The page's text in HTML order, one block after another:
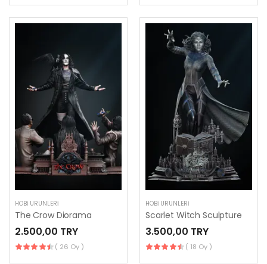
HOBI ÜRÜNLERI
The Crow Diorama
2.500,00 TRY
( 26 Oy )
HOBI ÜRÜNLERI
Scarlet Witch Sculpture
3.500,00 TRY
( 18 Oy )